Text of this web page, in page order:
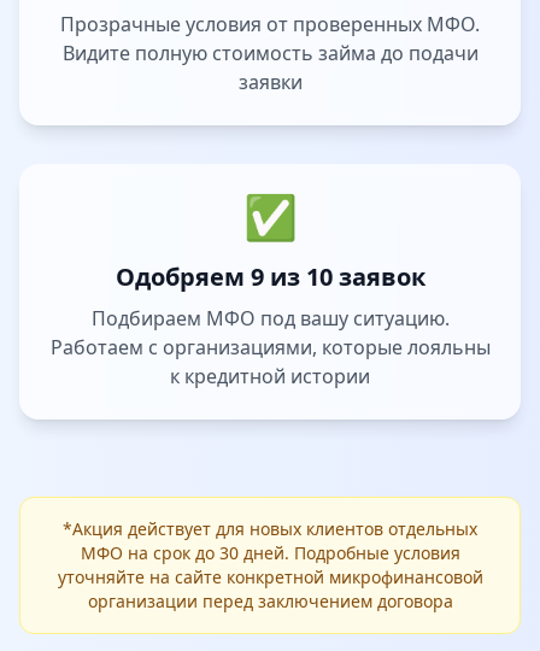
Прозрачные условия от проверенных МФО.
Видите полную стоимость займа до подачи
заявки
✅
Одобряем 9 из 10 заявок
Подбираем МФО под вашу ситуацию.
Работаем с организациями, которые лояльны
к кредитной истории
*Акция действует для новых клиентов отдельных
МФО на срок до 30 дней. Подробные условия
уточняйте на сайте конкретной микрофинансовой
организации перед заключением договора